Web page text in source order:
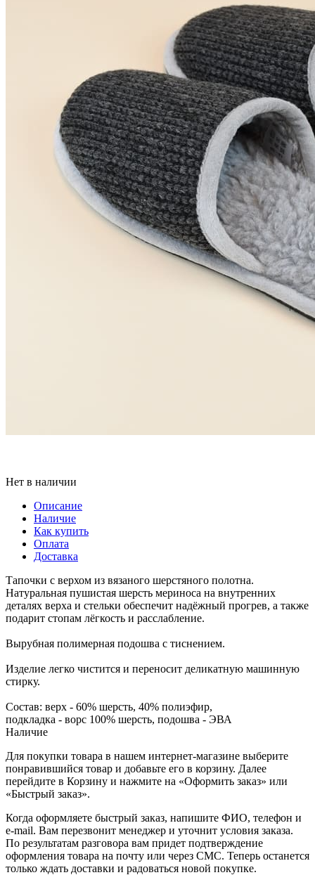
Нет в наличии
Описание
Наличие
Как купить
Оплата
Доставка
Тапочки с верхом из вязаного шерстяного полотна.
Натуральная пушистая шерсть мериноса на внутренних
деталях верха и стельки обеспечит надёжный прогрев, а также
подарит стопам лёгкость и расслабление.
Вырубная полимерная подошва с тиснением.
Изделие легко чистится и переносит деликатную машинную
стирку.
Состав: верх - 60% шерсть, 40% полиэфир,
подкладка - ворс 100% шерсть, подошва - ЭВА
Наличие
Для покупки товара в нашем интернет-магазине выберите
понравившийся товар и добавьте его в корзину. Далее
перейдите в Корзину и нажмите на «Оформить заказ» или
«Быстрый заказ».
Когда оформляете быстрый заказ, напишите ФИО, телефон и
e-mail. Вам перезвонит менеджер и уточнит условия заказа.
По результатам разговора вам придет подтверждение
оформления товара на почту или через СМС. Теперь останется
только ждать доставки и радоваться новой покупке.